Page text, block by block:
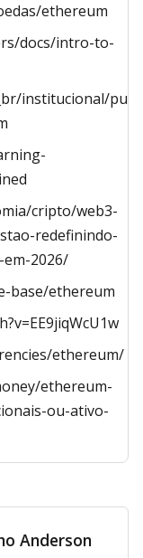
ethereum
docs/intro-to-
institucional/
cripto/web3-
redefinindo-
em-2026/
base/ethereum
ethereum/
ethereum-
ou-ativo-
Anderson